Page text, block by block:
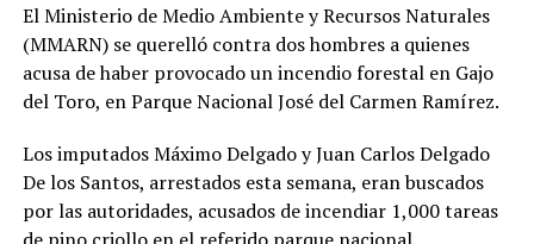
El Ministerio de Medio Ambiente y Recursos Naturales
(MMARN) se querelló contra dos hombres a quienes
acusa de haber provocado un incendio forestal en Gajo
del Toro, en Parque Nacional José del Carmen Ramírez.
Los imputados Máximo Delgado y Juan Carlos Delgado
De los Santos, arrestados esta semana, eran buscados
por las autoridades, acusados de incendiar 1,000 tareas